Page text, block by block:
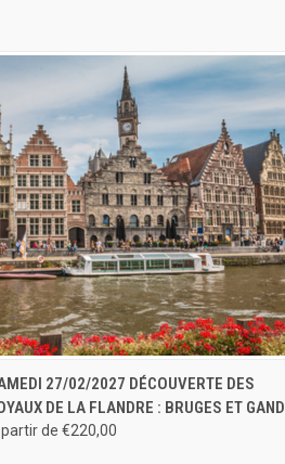
APERÇU RAPIDE RÉSERVER
27/02/2027 DÉCOUVERTE DES
DE LA FLANDRE : BRUGES ET GAND
de €220,00